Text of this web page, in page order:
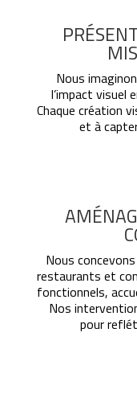
Nous
l’impact visuel
Chaque création
et à
Nous
restaurants et
fonctionnels,
Nos
pour